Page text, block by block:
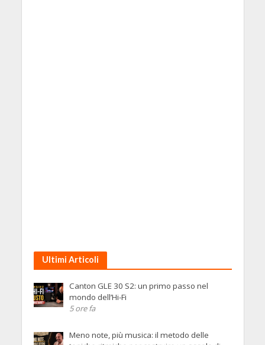
Ultimi Articoli
Canton GLE 30 S2: un primo passo nel
mondo dell’Hi-Fi
5 ore fa
Meno note, più musica: il metodo delle